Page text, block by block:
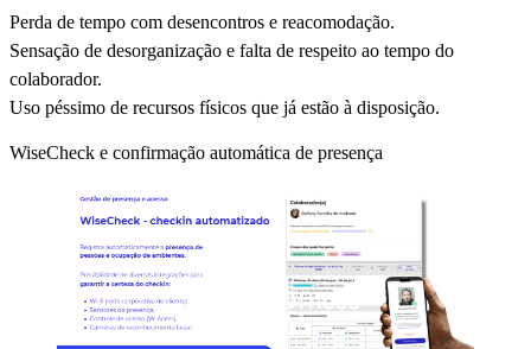
Perda de tempo com desencontros e reacomodação.
Sensação de desorganização e falta de respeito ao tempo do
colaborador.
Uso péssimo de recursos físicos que já estão à disposição.
WiseCheck e confirmação automática de presença